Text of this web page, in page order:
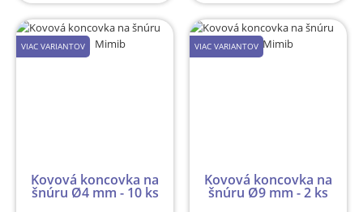
VIAC VARIANTOV
Kovová koncovka na
šnúru Ø4 mm - 10 ks
VIAC VARIANTOV
Kovová koncovka na
šnúru Ø9 mm - 2 ks